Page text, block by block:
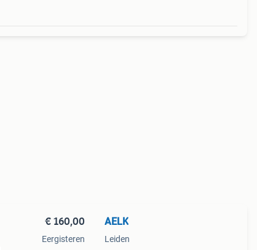
€ 160,00
Eergisteren
AELK
Leiden